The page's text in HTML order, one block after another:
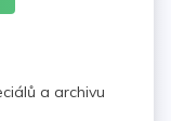
a archivu